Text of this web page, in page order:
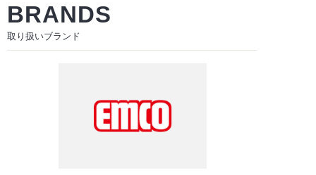
BRANDS
取り扱いブランド